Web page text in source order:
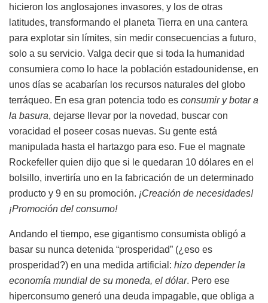
hicieron los anglosajones invasores, y los de otras
latitudes, transformando el planeta Tierra en una cantera
para explotar sin límites, sin medir consecuencias a futuro,
solo a su servicio. Valga decir que si toda la humanidad
consumiera como lo hace la población estadounidense, en
unos días se acabarían los recursos naturales del globo
terráqueo. En esa gran potencia todo es consumir y botar a
la basura, dejarse llevar por la novedad, buscar con
voracidad el poseer cosas nuevas. Su gente está
manipulada hasta el hartazgo para eso. Fue el magnate
Rockefeller quien dijo que si le quedaran 10 dólares en el
bolsillo, invertiría uno en la fabricación de un determinado
producto y 9 en su promoción. ¡Creación de necesidades!
¡Promoción del consumo!
Andando el tiempo, ese gigantismo consumista obligó a
basar su nunca detenida “prosperidad” (¿eso es
prosperidad?) en una medida artificial: hizo depender la
economía mundial de su moneda, el dólar. Pero ese
hiperconsumo generó una deuda impagable, que obliga a